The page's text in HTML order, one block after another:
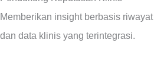
Memberikan insight berbasis
dan data klinis yang terintegrasi.